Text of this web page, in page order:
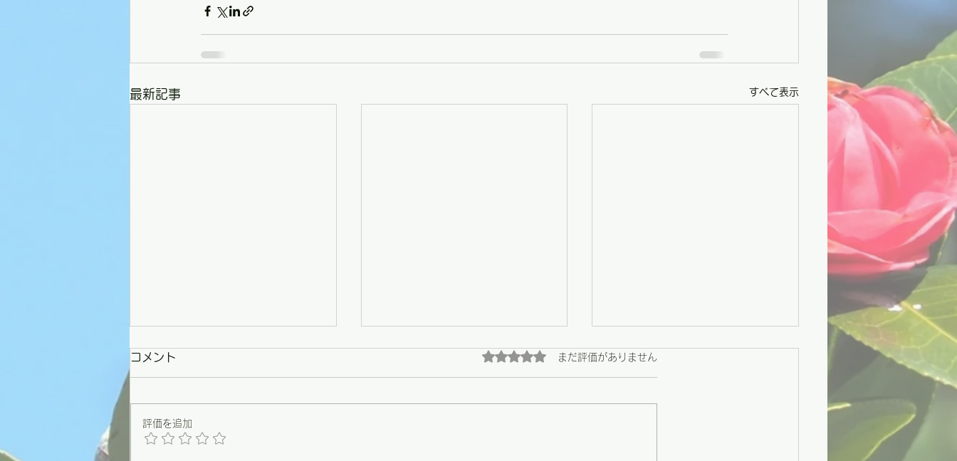
最新記事 すべて表示
コメント 5つ星のうち0と評価されています。
まだ評価がありません
評価を追加